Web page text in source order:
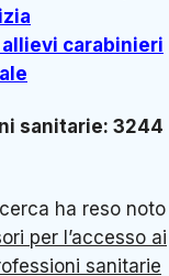
carabinieri
sanitarie: 3244
ha reso noto
per l’accesso ai
sanitarie